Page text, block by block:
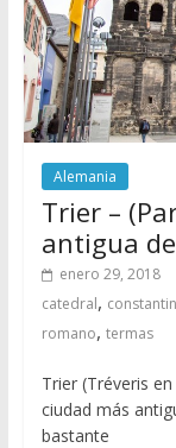
Alemania
Trier –
antigua
enero 29, 2018
catedral,
romano, termas
Trier (Tréveris
ciudad más
bastante